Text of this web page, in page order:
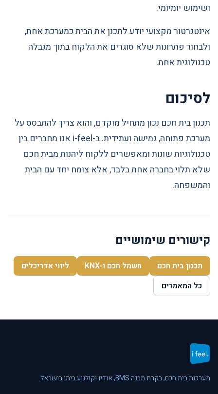
ושימוש יומיומי.
אינטגרטור מקצועי יודע לתכנן את הבית כמערכת אחת,
ולבחור פתרונות שלא סוגרים את הלקוח בתוך מגבלה
טכנולוגית אחת.
לסיכום
תכנון בית חכם נכון מתחיל מוקדם, והוא צריך להתבסס על
מערכת פתוחה, גמישה ועתידית. ב-i-feel אנו מחברים בין
טכנולוגיות שונות ומאפשרים ללקוח ליהנות מבית חכם
שלא תלוי בחברה אחת בלבד, אלא צומח יחד עם הבית
והמשפחה.
קישורים שימושיים
תכנון בית חכם חשמל חכם ו-KNX
ליווי אדריכלים
כל המאמרים
מערכות בית חכם, בקרת מבנה BMS, אודיו וקולנוע ביתי בישראל.